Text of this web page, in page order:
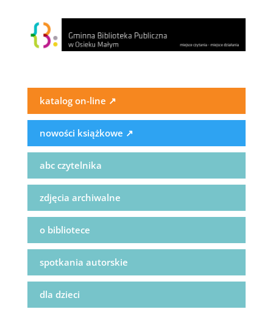
katalog on-line ↗
nowości książkowe ↗
abc czytelnika
zdjęcia archiwalne
o bibliotece
spotkania autorskie
dla dzieci